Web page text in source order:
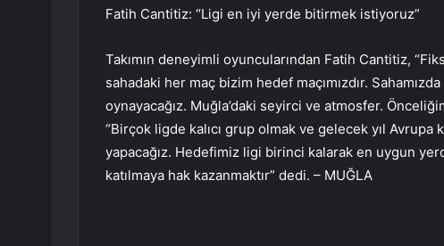
Fatih Cantitiz: “Ligi en iyi yerde bitirmek istiyoruz”
Takımın deneyimli oyuncularından Fatih Cantitiz,
sahadaki her maç bizim hedef maçımızdır.
oynayacağız. Muğla’daki seyirci ve atmosfer.
“Birçok ligde kalıcı grup olmak ve gelecek yıl
yapacağız. Hedefimiz ligi birinci kalarak en uygun
katılmaya hak kazanmaktır” dedi. – MUĞLA